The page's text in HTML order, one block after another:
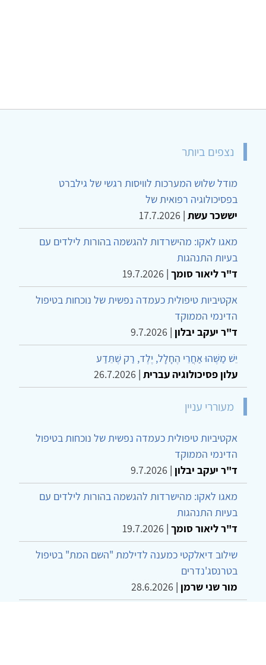
נצפים ביותר
מודל שלוש המערכות לוויסות רגשי של גילברט
בפסיכולוגיה רפואית של
יששכר עשת |
17.7.2026
מאגו לאקו: מהישרדות להגשמה בהורות לילדים עם
בעיות התנהגות
ד"ר ליאור סומך |
19.7.2026
אקטיביות טיפולית כעמדה נפשית של נוכחות בטיפול
הדינמי הממוקד
ד"ר יעקב יבלון |
9.7.2026
יֵשׁ מַשֶּׁהוּ אַחֲרֵי הֶחָלָל, יֶלֶד, רַק שֶׁתֵּדַע
עלון פסיכולוגיה עברית |
26.7.2026
מעוררי עניין
אקטיביות טיפולית כעמדה נפשית של נוכחות בטיפול
הדינמי הממוקד
ד"ר יעקב יבלון |
9.7.2026
מאגו לאקו: מהישרדות להגשמה בהורות לילדים עם
בעיות התנהגות
ד"ר ליאור סומך |
19.7.2026
שילוב דיאלקטי כמענה לדילמת "השם המת" בטיפול
בטרנסג'נדרים
מור שני שרמן |
28.6.2026